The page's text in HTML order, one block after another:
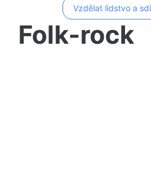
Vzdělat lidstvo a
Folk-rock